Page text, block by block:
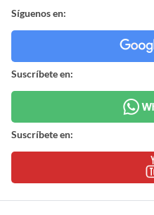
Síguenos en:
Suscríbete en:
Suscríbete en: